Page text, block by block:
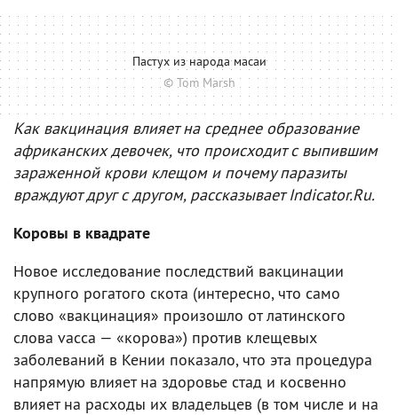
Пастух из народа масаи
© Tom Marsh
Как вакцинация влияет на среднее образование
африканских девочек, что происходит с выпившим
зараженной крови клещом и почему паразиты
враждуют друг с другом, рассказывает Indicator.Ru.
Коровы в квадрате
Новое исследование последствий вакцинации
крупного рогатого скота (интересно, что само
слово «вакцинация» произошло от латинского
слова vacca — «корова») против клещевых
заболеваний в Кении показало, что эта процедура
напрямую влияет на здоровье стад и косвенно
влияет на расходы их владельцев (в том числе и на